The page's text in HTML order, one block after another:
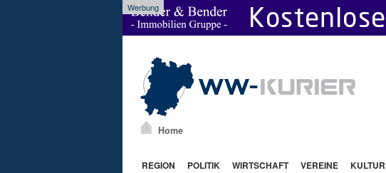
Werbung
Home
REGION POLITIK WIRTSCHAFT VEREINE KULTUR